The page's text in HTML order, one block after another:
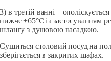
3) в третій ванні –
нижче +65°С із застосуванням
шлангу з душовою насадкою.
Сушиться столовий посуд на
зберігається в закритих шафах.